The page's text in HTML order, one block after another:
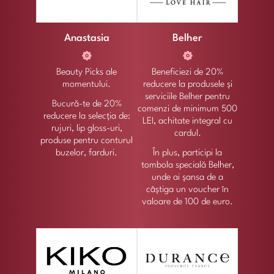
Anastasia
Beauty Picks ale
momentului.
Bucură-te de 20%
reducere la selecția de:
rujuri, lip gloss-uri,
produse pentru conturul
buzelor, farduri.
Belher
Beneficiezi de 20%
reducere la produsele și
serviciile Belher pentru
comenzi de minimum 500
LEI, achitate integral cu
cardul.
În plus, participi la
tombola specială Belher,
unde ai șansa de a
câștiga un voucher în
valoare de 100 de euro.